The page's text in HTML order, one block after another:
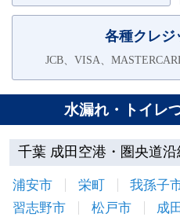
各種クレジ
JCB、VISA、
水漏れ・トイレ
千葉 成田空港・圏央道
浦安市 栄町 我孫子
習志野市
松戸市 成